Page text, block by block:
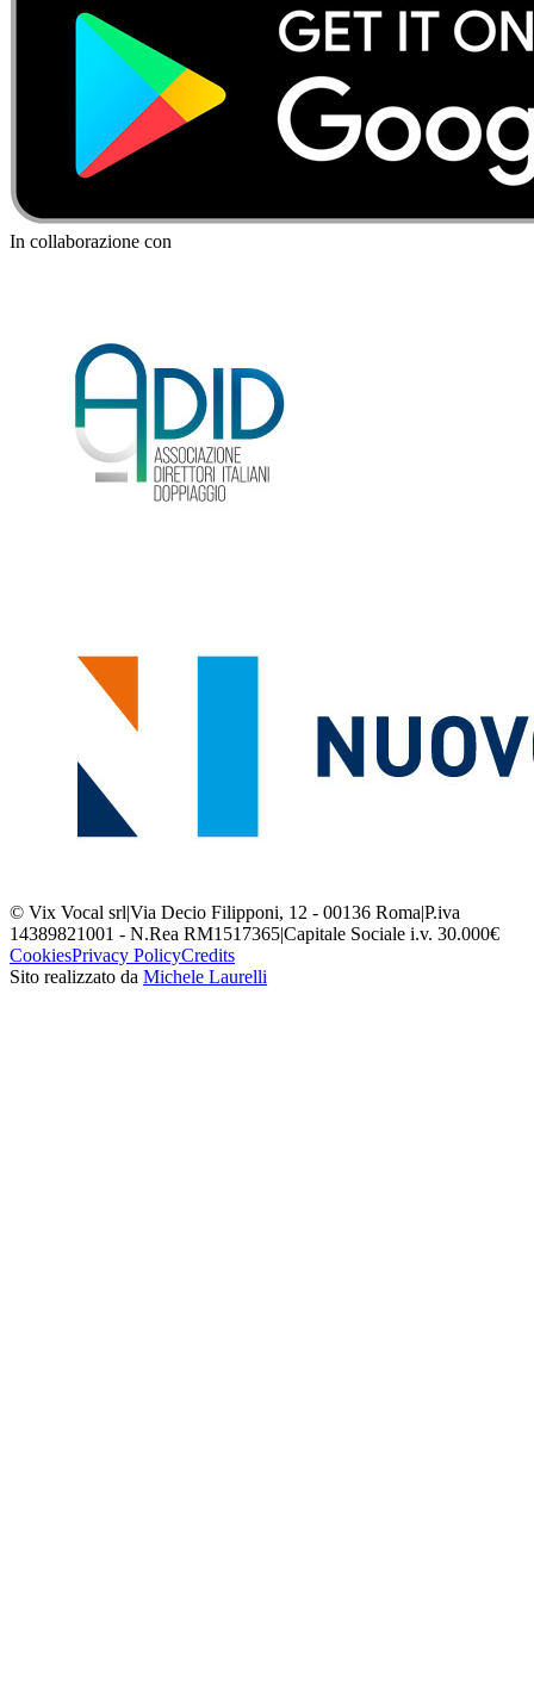
In collaborazione con
© Vix Vocal srl|Via Decio Filipponi, 12 - 00136 Roma|P.iva
14389821001 - N.Rea RM1517365|Capitale Sociale i.v. 30.000€
CookiesPrivacy PolicyCredits
Sito realizzato da Michele Laurelli